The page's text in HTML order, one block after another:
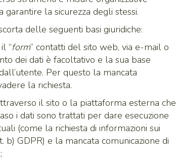
la sicurezza degli stessi.
delle seguenti basi giuridiche:
“form” contatti del sito web, via e-mail o
dei dati è facoltativo e la sua base
Per questo la mancata
la richiesta.
il sito o la piattaforma esterna che
i dati sono trattati per dare esecuzione
(come la richiesta di informazioni sui
GDPR) e la mancata comunicazione di